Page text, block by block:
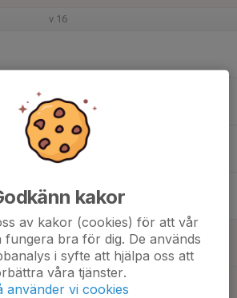
v.16
kakor
av kakor (cookies) för att vår
fungera bra för dig. De används
i syfte att hjälpa oss att
våra tjänster.
använder vi cookies